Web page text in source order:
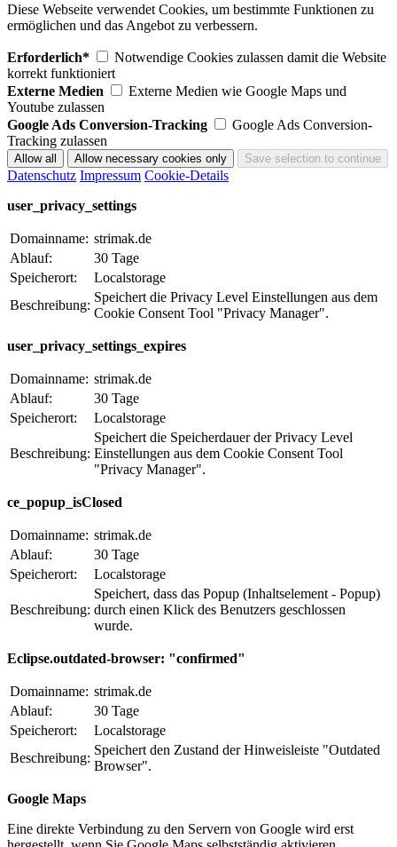
Diese Webseite verwendet Cookies, um bestimmte Funktionen zu
ermöglichen und das Angebot zu verbessern.
Erforderlich*
Notwendige Cookies zulassen damit die Website
korrekt funktioniert
Externe Medien
Externe Medien wie Google Maps und
Youtube zulassen
Google Ads Conversion-Tracking
Google Ads Conversion-
Tracking zulassen
Datenschutz Impressum Cookie-Details
user_privacy_settings
Domainname: strimak.de
Ablauf:
30 Tage
Speicherort:
Localstorage
Beschreibung:
Speichert die Privacy Level Einstellungen aus dem
Cookie Consent Tool "Privacy Manager".
user_privacy_settings_expires
Domainname: strimak.de
Ablauf:
30 Tage
Speicherort:
Localstorage
Beschreibung:
Speichert die Speicherdauer der Privacy Level
Einstellungen aus dem Cookie Consent Tool
"Privacy Manager".
ce_popup_isClosed
Domainname: strimak.de
Ablauf:
30 Tage
Speicherort:
Localstorage
Beschreibung:
Speichert, dass das Popup (Inhaltselement - Popup)
durch einen Klick des Benutzers geschlossen
wurde.
Eclipse.outdated-browser: "confirmed"
Domainname: strimak.de
Ablauf:
30 Tage
Speicherort:
Localstorage
Beschreibung:
Speichert den Zustand der Hinweisleiste "Outdated
Browser".
Google Maps
Eine direkte Verbindung zu den Servern von Google wird erst